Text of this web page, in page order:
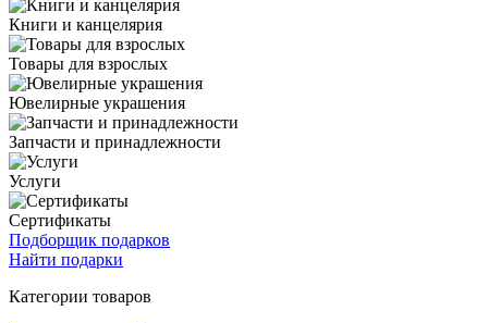
Книги и канцелярия
Товары для взрослых
Ювелирные украшения
Запчасти и принадлежности
Услуги
Сертификаты
Подборщик подарков
Найти подарки
Категории товаров